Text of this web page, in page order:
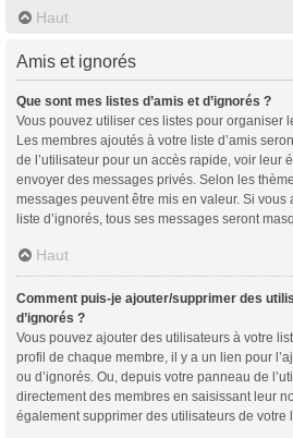
Haut
Amis et ignorés
Que sont mes listes d’amis et d’ignorés ?
Vous pouvez utiliser ces listes pour organiser
Les membres ajoutés à votre liste d’amis
de l’utilisateur pour un accès rapide, voir leur
envoyer des messages privés. Selon les
messages peuvent être mis en valeur. Si vous
liste d’ignorés, tous ses messages seront
Haut
Comment puis-je ajouter/supprimer des
d’ignorés ?
Vous pouvez ajouter des utilisateurs à votre
profil de chaque membre, il y a un lien pour
ou d’ignorés. Ou, depuis votre panneau de
directement des membres en saisissant leur
également supprimer des utilisateurs de votre